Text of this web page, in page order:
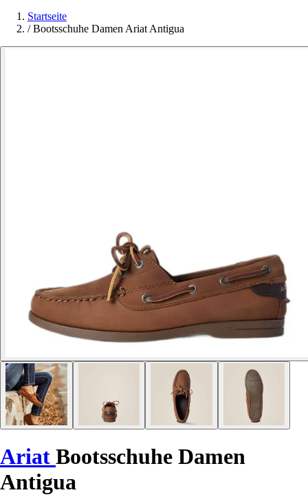
Startseite
/ Bootsschuhe Damen Ariat Antigua
Ariat Bootsschuhe Damen
Antigua